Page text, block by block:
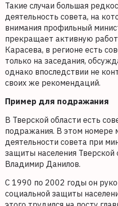
Такие случаи большая
деятельность совета, на
внимания профильный
прекращает активную
Карасева, в регионе есть
только на заседания,
однако впоследствии не
своих же рекомендаций.
Пример для подражания
В Тверской области есть
подражания. В этом номере
деятельности совета при
защиты населения Тверской
Владимир Данилов.
С 1990 по 2002 годы он
социальной защиты